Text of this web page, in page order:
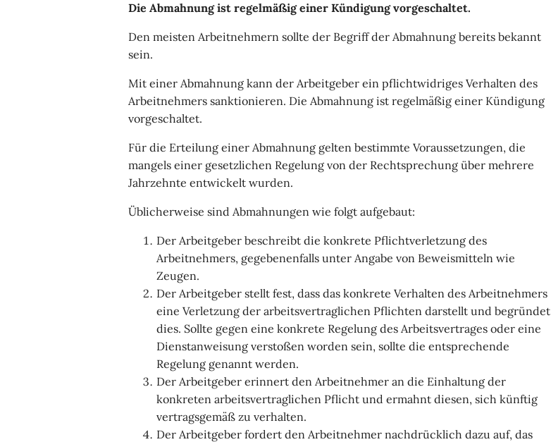
Die Abmahnung ist regelmäßig einer Kündigung vorgeschaltet.
Den meisten Arbeitnehmern sollte der Begriff der Abmahnung bereits bekannt
sein.
Mit einer Abmahnung kann der Arbeitgeber ein pflichtwidriges Verhalten des
Arbeitnehmers sanktionieren. Die Abmahnung ist regelmäßig einer Kündigung
vorgeschaltet.
Für die Erteilung einer Abmahnung gelten bestimmte Voraussetzungen, die
mangels einer gesetzlichen Regelung von der Rechtsprechung über mehrere
Jahrzehnte entwickelt wurden.
Üblicherweise sind Abmahnungen wie folgt aufgebaut:
Der Arbeitgeber beschreibt die konkrete Pflichtverletzung des
Arbeitnehmers, gegebenenfalls unter Angabe von Beweismitteln wie
Zeugen.
Der Arbeitgeber stellt fest, dass das konkrete Verhalten des Arbeitnehmers
eine Verletzung der arbeitsvertraglichen Pflichten darstellt und begründet
dies. Sollte gegen eine konkrete Regelung des Arbeitsvertrages oder eine
Dienstanweisung verstoßen worden sein, sollte die entsprechende
Regelung genannt werden.
Der Arbeitgeber erinnert den Arbeitnehmer an die Einhaltung der
konkreten arbeitsvertraglichen Pflicht und ermahnt diesen, sich künftig
vertragsgemäß zu verhalten.
Der Arbeitgeber fordert den Arbeitnehmer nachdrücklich dazu auf, das